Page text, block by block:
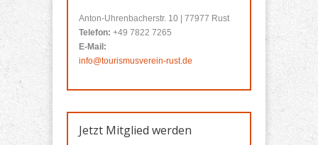
Anton-Uhrenbacherstr. 10 | 77977 Rust
Telefon: +49 7822 7265
E-Mail:
info@tourismusverein-rust.de
Jetzt Mitglied werden